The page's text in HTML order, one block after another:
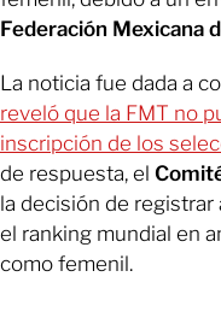
Federación Mexicana
La noticia fue dada a
reveló que la FMT no
inscripción de los
de respuesta, el
la decisión de
el ranking mundial en
como femenil.